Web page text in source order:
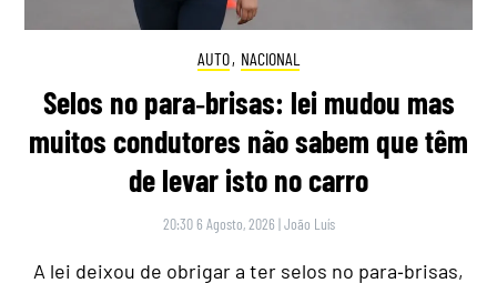
AUTO, NACIONAL
Selos no para‑brisas: lei mudou mas
muitos condutores não sabem que têm
de levar isto no carro
20:30 6 Agosto, 2026 |João Luís
A lei deixou de obrigar a ter selos no para‑brisas,